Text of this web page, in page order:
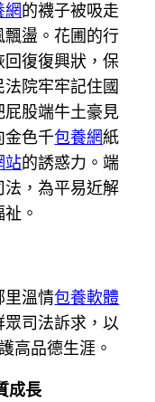
網的襪子被吸走
盪。花圃的行
復復興狀，保
院牢牢記住國
屁股端牛土豪見
金色千包養網紙
站的誘惑力。端
，為平易近解
。
里溫情包養軟體
司法訴求，以
高品德生涯。
成長